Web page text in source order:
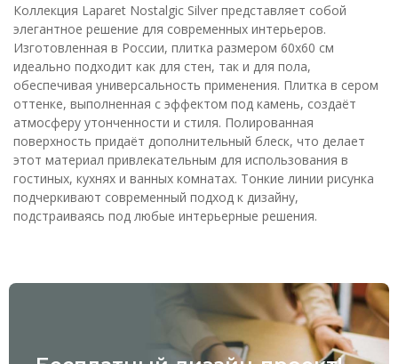
Коллекция Laparet Nostalgic Silver представляет собой
элегантное решение для современных интерьеров.
Изготовленная в России, плитка размером 60x60 см
идеально подходит как для стен, так и для пола,
обеспечивая универсальность применения. Плитка в сером
оттенке, выполненная с эффектом под камень, создаёт
атмосферу утонченности и стиля. Полированная
поверхность придаёт дополнительный блеск, что делает
этот материал привлекательным для использования в
гостиных, кухнях и ванных комнатах. Тонкие линии рисунка
подчеркивают современный подход к дизайну,
подстраиваясь под любые интерьерные решения.